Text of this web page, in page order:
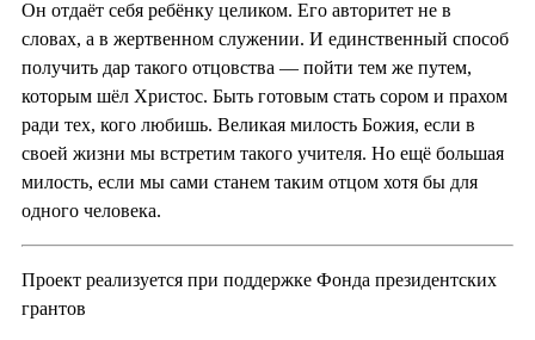
Он отдаёт себя ребёнку целиком. Его авторитет не в
словах, а в жертвенном служении. И единственный способ
получить дар такого отцовства — пойти тем же путем,
которым шёл Христос. Быть готовым стать сором и прахом
ради тех, кого любишь. Великая милость Божия, если в
своей жизни мы встретим такого учителя. Но ещё большая
милость, если мы сами станем таким отцом хотя бы для
одного человека.
Проект реализуется при поддержке Фонда президентских
грантов